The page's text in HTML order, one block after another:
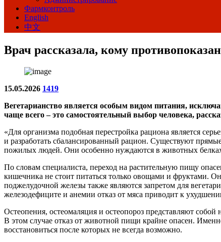
Фармконтроль
English
中文
Врач рассказала, кому
15.05.2026 1419
Вегетарианство является особым видом питания,
чаще всего – это самостоятельный выбор человека,
«Для организма подобная перестройка рациона является
и разработать сбалансированный рацион. Существуют
пожилых людей. Они особенно нуждаются в животных
По словам специалиста, переход на растительную пищу
кишечника не стоит питаться только овощами и фруктами.
поджелудочной железы также являются запретом для
железодефиците и анемии отказ от мяса приводит к
Остеопения, остеомаляция и остеопороз представляют
В этом случае отказ от животной пищи крайне опасен.
восстановиться после которых не всегда возможно.